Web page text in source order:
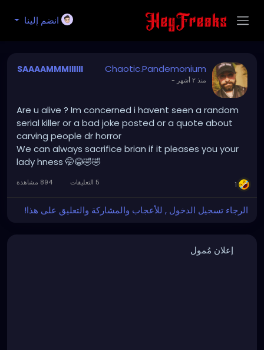
انضم إلينا
SAAAAMMMIIIIII Chaotic.Pandemonium
منذ ٢ أشهر -
Are u alive ? Im concerned i havent seen a random
serial killer or a bad joke posted or a quote about
carving people dr horror
We can always sacrifice brian if it pleases you your
lady hness 🤭😂🤣🤣
1
الرجاء تسجيل الدخول , للأعجاب والمشاركة والتعليق على هذا!
إعلان مُمول